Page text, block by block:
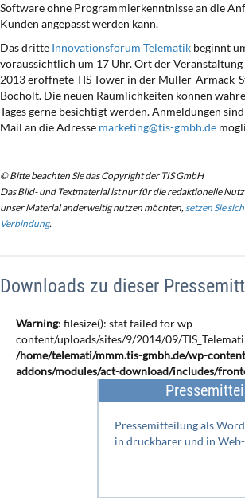
Software ohne Programmierkenntnisse an die
Kunden angepasst werden kann.
Das dritte Innovationsforum Telematik beginnt
voraussichtlich um 17 Uhr. Ort der
2013 eröffnete TIS Tower in der Müller-Armack-
Bocholt. Die neuen Räumlichkeiten können
Tages gerne besichtigt werden. Anmeldungen
Mail an die Adresse marketing@tis-gmbh.de
© Bitte beachten Sie das Copyright der TIS GmbH
Das Bild- und Textmaterial ist nur für die redaktionelle
unser Material anderweitig nutzen möchten,setzen Sie
Verbindung.
Downloads zu dieser
Warning: filesize(): stat failed for wp-
content/uploads/sites/9/2014/09/
/home/telemati/mmm.tis-gmbh.de/wp-
addons/modules/act-download/includes/
Pressemitteilung als
in druckbarer und in